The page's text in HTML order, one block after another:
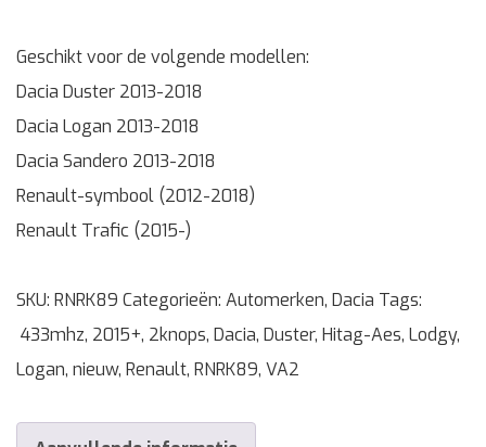
Geschikt voor de volgende modellen:
Dacia Duster 2013-2018
Dacia Logan 2013-2018
Dacia Sandero 2013-2018
Renault-symbool (2012-2018)
Renault Trafic (2015-)
SKU: RNRK89 Categorieën: Automerken, Dacia Tags:
433mhz, 2015+, 2knops, Dacia, Duster, Hitag-Aes, Lodgy,
Logan, nieuw, Renault, RNRK89, VA2